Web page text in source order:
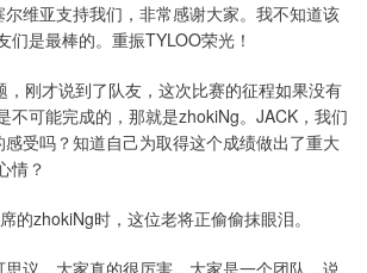
维亚支持我们，非常感谢大家。我不知道该
们是最棒的。重振TYLOO荣光！
，刚才说到了队友，这次比赛的征程如果没有
不可能完成的，那就是zhokiNg。JACK，我们
受吗？知道自己为取得这个成绩做出了重大
情？
的zhokiNg时，这位老将正偷偷抹眼泪。